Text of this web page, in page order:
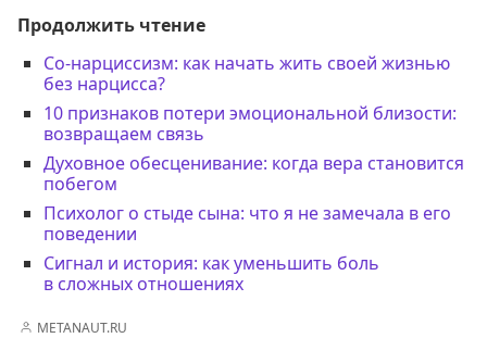
Продолжить чтение
Со-нарциссизм: как начать жить своей жизнью
без нарцисса?
10 признаков потери эмоциональной близости:
возвращаем связь
Духовное обесценивание: когда вера становится
побегом
Психолог о стыде сына: что я не замечала в его
поведении
Сигнал и история: как уменьшить боль
в сложных отношениях
METANAUT.RU